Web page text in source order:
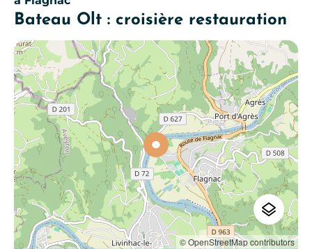
Bateau Olt : croisière restauration
© OpenStreetMap contributors